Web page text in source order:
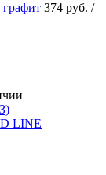
374 руб. /
LINE